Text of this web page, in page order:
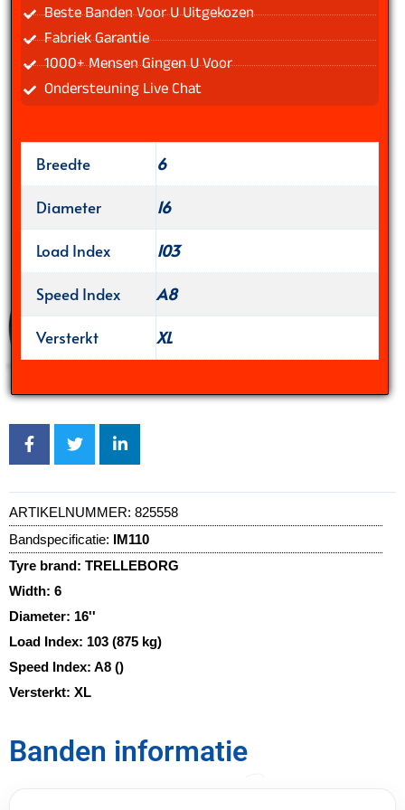
Beste Banden Voor U Uitgekozen
Fabriek Garantie
1000+ Mensen Gingen U Voor
Ondersteuning Live Chat
Breedte
6
Diameter
16
Load Index
103
Speed Index
A8
Versterkt
XL
ARTIKELNUMMER: 825558
Bandspecificatie: IM110
Tyre brand: TRELLEBORG
Width: 6
Diameter: 16''
Load Index: 103 (875 kg)
Speed Index: A8 ()
Versterkt: XL
Banden informatie